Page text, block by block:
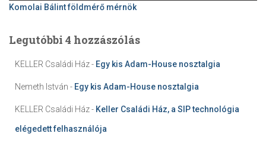
Komolai Bálint földmérő mérnök
Legutóbbi 4 hozzászólás
KELLER Családi Ház- Egy kis Adam-House nosztalgia
Nemeth István - Egy kis Adam-House nosztalgia
KELLER Családi Ház- Keller Családi Ház, a SIP technológia
elégedett felhasználója